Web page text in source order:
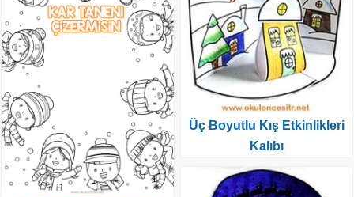
Üç Boyutlu Kış Etkinlikleri
Kalıbı